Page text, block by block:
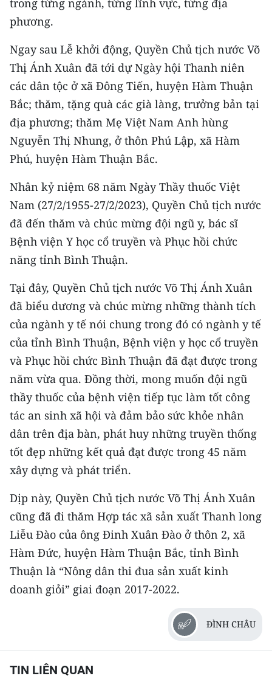
trong từng ngành, từng lĩnh vực, từng địa
phương.
Ngay sau Lễ khởi động, Quyền Chủ tịch nước Võ
Thị Ánh Xuân đã tới dự Ngày hội Thanh niên
các dân tộc ở xã Đông Tiến, huyện Hàm Thuận
Bắc; thăm, tặng quà các già làng, trưởng bản tại
địa phương; thăm Mẹ Việt Nam Anh hùng
Nguyễn Thị Nhung, ở thôn Phú Lập, xã Hàm
Phú, huyện Hàm Thuận Bắc.
Nhân kỷ niệm 68 năm Ngày Thầy thuốc Việt
Nam (27/2/1955-27/2/2023), Quyền Chủ tịch nước
đã đến thăm và chúc mừng đội ngũ y, bác sĩ
Bệnh viện Y học cổ truyền và Phục hồi chức
năng tỉnh Bình Thuận.
Tại đây, Quyền Chủ tịch nước Võ Thị Ánh Xuân
đã biểu dương và chúc mừng những thành tích
của ngành y tế nói chung trong đó có ngành y tế
của tỉnh Bình Thuận, Bệnh viện y học cổ truyền
và Phục hồi chức Bình Thuận đã đạt được trong
năm vừa qua. Đồng thời, mong muốn đội ngũ
thầy thuốc của bệnh viện tiếp tục làm tốt công
tác an sinh xã hội và đảm bảo sức khỏe nhân
dân trên địa bàn, phát huy những truyền thống
tốt đẹp những kết quả đạt được trong 45 năm
xây dựng và phát triển.
Dịp này, Quyền Chủ tịch nước Võ Thị Ánh Xuân
cũng đã đi thăm Hợp tác xã sản xuất Thanh long
Liễu Đào của ông Đinh Xuân Đào ở thôn 2, xã
Hàm Đức, huyện Hàm Thuận Bắc, tỉnh Bình
Thuận là “Nông dân thi đua sản xuất kinh
doanh giỏi” giai đoạn 2017-2022.
ĐÌNH CHÂU
TIN LIÊN QUAN